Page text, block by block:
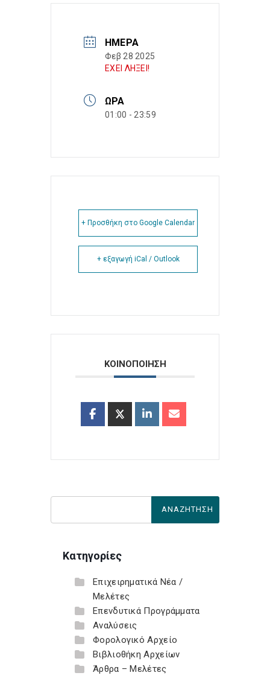
ΗΜΈΡΑ
Φεβ 28 2025
ΕΧΕΙ ΛΗΞΕΙ!
ΏΡΑ
01:00 - 23:59
+ Προσθήκη στο Google Calendar
+ εξαγωγή iCal / Outlook
ΚΟΙΝΟΠΟΙΗΣΗ
Κατηγορίες
Επιχειρηματικά Νέα /
Μελέτες
Επενδυτικά Προγράμματα
Αναλύσεις
Φορολογικό Αρχείο
Βιβλιοθήκη Αρχείων
Άρθρα – Μελέτες